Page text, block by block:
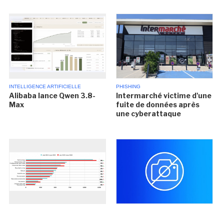
INTELLIGENCE ARTIFICIELLE
Alibaba lance Qwen 3.8-
Max
PHISHING
Intermarché victime d'une
fuite de données après
une cyberattaque